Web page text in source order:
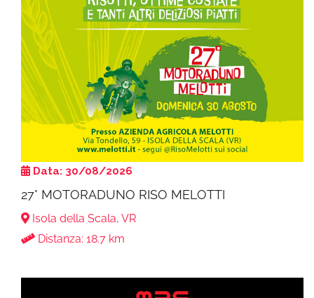
Data: 30/08/2026
27° MOTORADUNO RISO MELOTTI
Isola della Scala, VR
Distanza: 18.7 km